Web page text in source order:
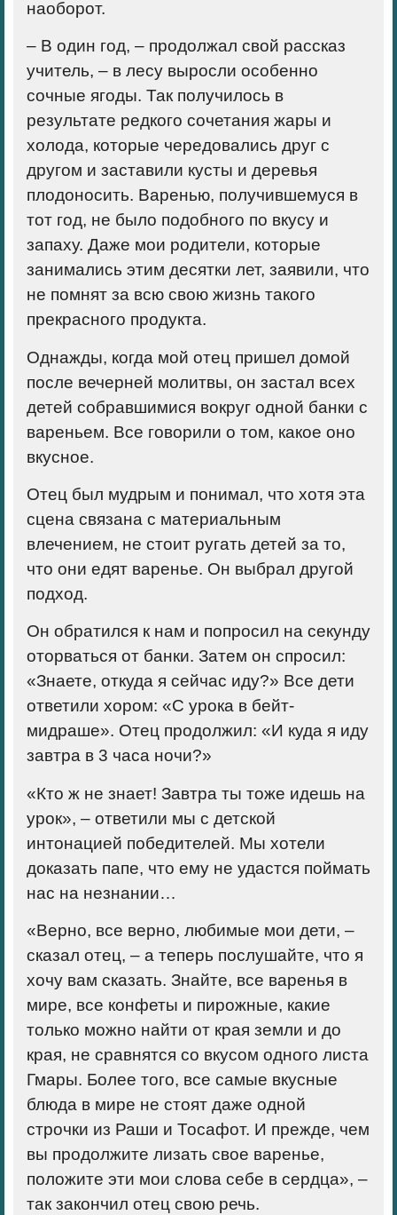
наоборот.
– В один год, – продолжал свой рассказ
учитель, – в лесу выросли особенно
сочные ягоды. Так получилось в
результате редкого сочетания жары и
холода, которые чередовались друг с
другом и заставили кусты и деревья
плодоносить. Варенью, получившемуся в
тот год, не было подобного по вкусу и
запаху. Даже мои родители, которые
занимались этим десятки лет, заявили, что
не помнят за всю свою жизнь такого
прекрасного продукта.
Однажды, когда мой отец пришел домой
после вечерней молитвы, он застал всех
детей собравшимися вокруг одной банки с
вареньем. Все говорили о том, какое оно
вкусное.
Отец был мудрым и понимал, что хотя эта
сцена связана с материальным
влечением, не стоит ругать детей за то,
что они едят варенье. Он выбрал другой
подход.
Он обратился к нам и попросил на секунду
оторваться от банки. Затем он спросил:
«Знаете, откуда я сейчас иду?» Все дети
ответили хором: «С урока в бейт-
мидраше». Отец продолжил: «И куда я иду
завтра в 3 часа ночи?»
«Кто ж не знает! Завтра ты тоже идешь на
урок», – ответили мы с детской
интонацией победителей. Мы хотели
доказать папе, что ему не удастся поймать
нас на незнании…
«Верно, все верно, любимые мои дети, –
сказал отец, – а теперь послушайте, что я
хочу вам сказать. Знайте, все варенья в
мире, все конфеты и пирожные, какие
только можно найти от края земли и до
края, не сравнятся со вкусом одного листа
Гмары. Более того, все самые вкусные
блюда в мире не стоят даже одной
строчки из Раши и Тосафот. И прежде, чем
вы продолжите лизать свое варенье,
положите эти мои слова себе в сердца», –
так закончил отец свою речь.